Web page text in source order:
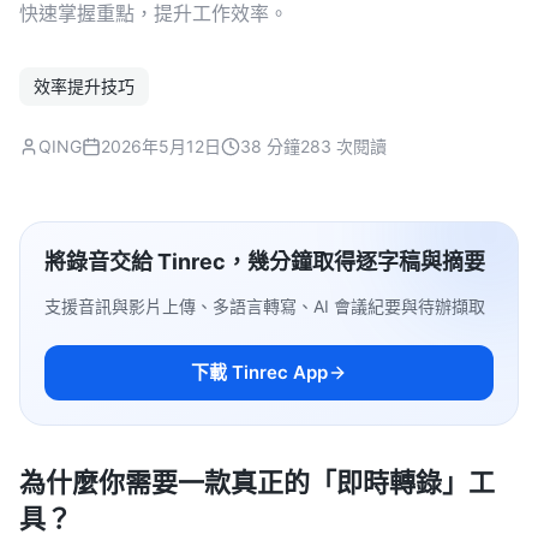
快速掌握重點，提升工作效率。
效率提升技巧
QING 2026年5月12日 38 分鐘283 次閱讀
將錄音交給 Tinrec，幾分鐘取得逐字稿與摘要
支援音訊與影片上傳、多語言轉寫、AI 會議紀要與待辦擷取
下載 Tinrec App
為什麼你需要一款真正的「即時轉錄」工
具？